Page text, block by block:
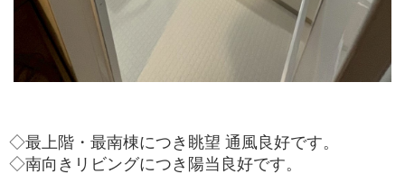
◇最上階・最南棟につき眺望 通風良好です。
◇南向きリビングにつき陽当良好です。